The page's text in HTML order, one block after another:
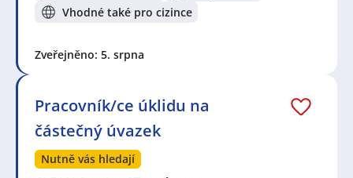
Vhodné také pro cizince
Zveřejněno: 5. srpna
Pracovník/ce úklidu na
částečný úvazek
Nutně vás hledají